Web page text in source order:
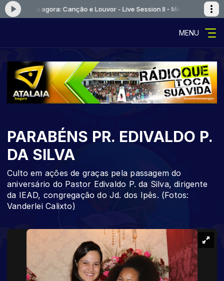
Tocando agora: Canção e Louvor - Live Session II - Me Rendo
MENU
PARABÉNS PR. EDIVALDO P.
DA SILVA
Culto em ações de graças pela passagem do
aniversário do Pastor Edivaldo P. da Silva, dirigente
da IEAD, congregação do Jd. dos Ipês. (Fotos:
Vanderlei Calixto)